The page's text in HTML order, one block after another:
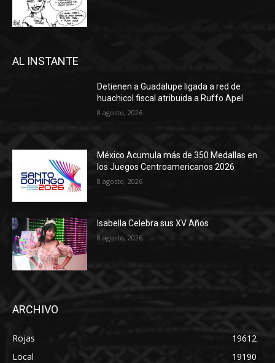
AL INSTANTE
Detienen a Guadalupe ligada a red de
huachicol fiscal atribuida a Ruffo Apel
8 agosto, 2026
México Acumula más de 350 Medallas en
los Juegos Centroamericanos 2026
8 agosto, 2026
Isabella Celebra sus XV Años
8 agosto, 2026
ARCHIVO
Rojas
19612
Local
19190